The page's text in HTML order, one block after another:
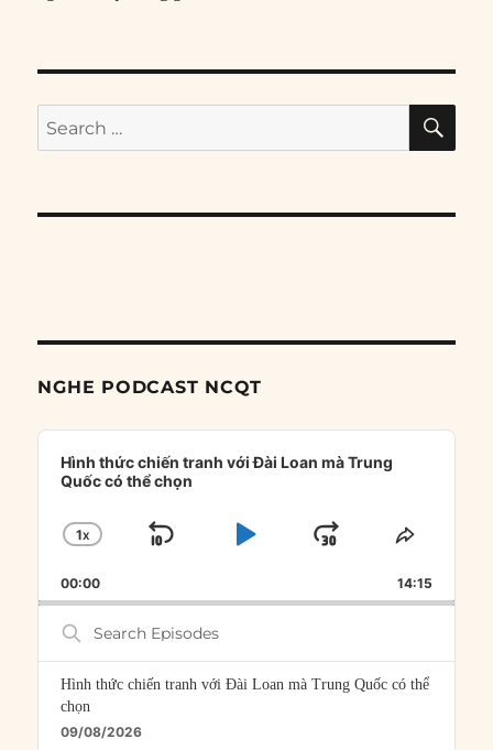
Search
for:
NGHE PODCAST NCQT
Audio
Player
Hình thức chiến tranh với Đài Loan mà Trung
Quốc có thể chọn
CHANGE
RATE
1X
SKIP
PLAYJUMP
FORWARD
SHARE
00:00 14:15
Search
Episodes
Hình thức chiến tranh với Đài Loan mà Trung Quốc có thể
chọn
09/08/2026